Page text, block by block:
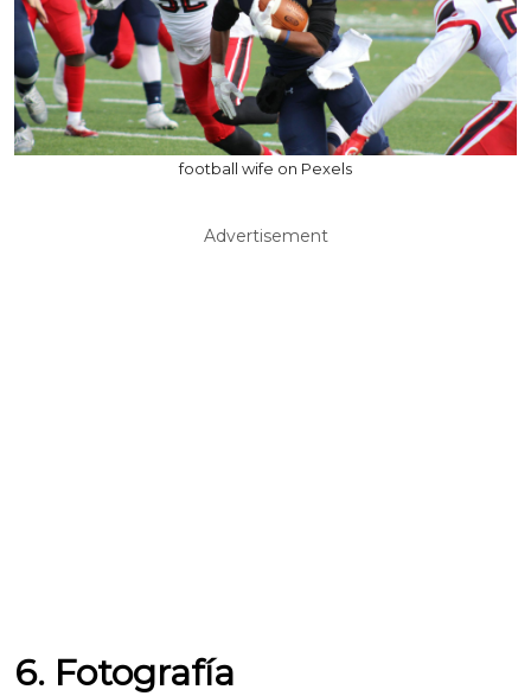
football wife on Pexels
Advertisement
6. Fotografía